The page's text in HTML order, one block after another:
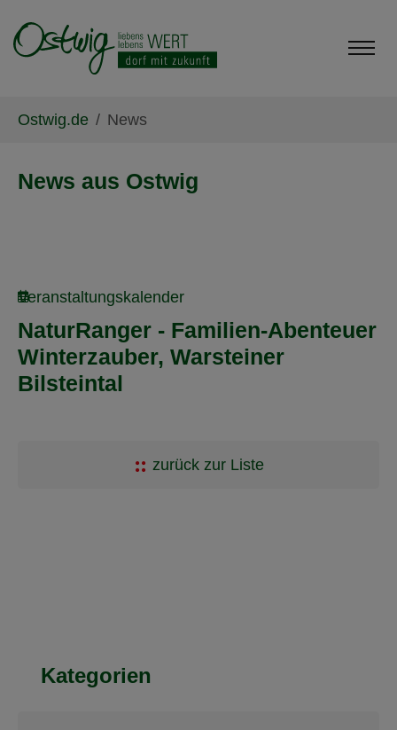
Ostwig.de News
News aus Ostwig
Veranstaltungskalender
NaturRanger - Familien-Abenteuer
Winterzauber, Warsteiner
Bilsteintal
zurück zur Liste
Kategorien